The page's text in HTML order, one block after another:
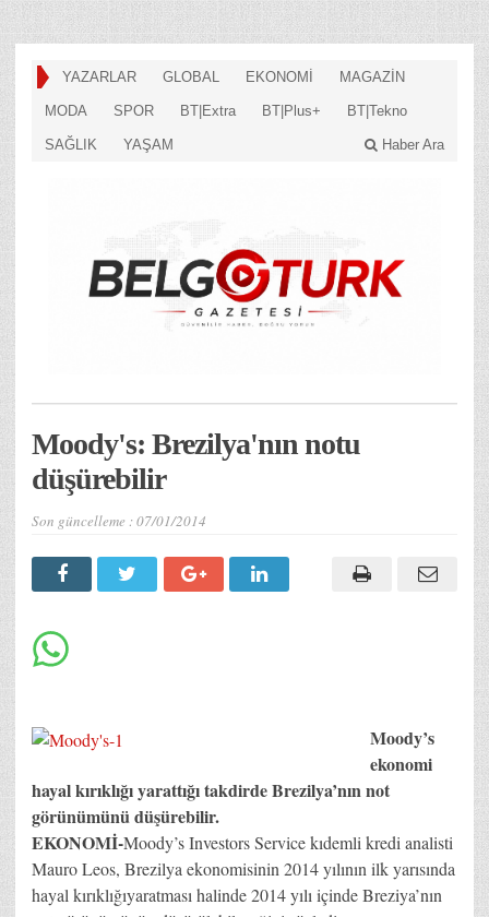
YAZARLAR GLOBAL EKONOMİ MAGAZİN
MODA SPOR BT|Extra BT|Plus+ BT|Tekno
SAĞLIK YAŞAM Haber Ara
Moody's: Brezilya'nın notu
düşürebilir
Son güncelleme :07/01/2014
Moody’s
ekonomi
hayal kırıklığı yarattığı takdirde Brezilya’nın not
görünümünü düşürebilir.
EKONOMİ-Moody’s Investors Service kıdemli kredi analisti
Mauro Leos, Brezilya ekonomisinin 2014 yılının ilk yarısında
hayal kırıklığıyaratması halinde 2014 yılı içinde Breziya’nın